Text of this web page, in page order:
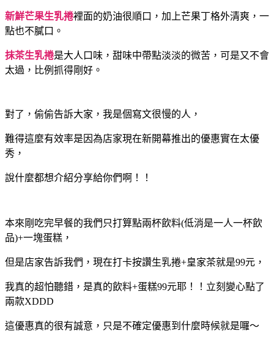
新鮮芒果生乳捲裡面的奶油很順口，加上芒果丁格外清爽，一
點也不膩口。
抹茶生乳捲是大人口味，甜味中帶點淡淡的微苦，可是又不會
太過，比例抓得剛好。
對了，偷偷告訴大家，我是個寫文很慢的人，
難得這麼有效率是因為店家現在新開幕推出的優惠實在太優
秀，
說什麼都想介紹分享給你們啊！！
本來剛吃完早餐的我們只打算點兩杯飲料(低消是一人一杯飲
品)+一塊蛋糕，
但是店家告訴我們，現在打卡按讚生乳捲+皇家茶就是99元，
我真的超怕聽錯，是真的飲料+蛋糕99元耶！！立刻變心點了
兩款XDDD
這優惠真的很有誠意，只是不確定優惠到什麼時候就是囉～